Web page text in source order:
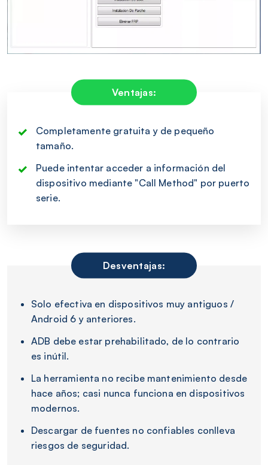
Ventajas:
Completamente gratuita y de pequeño
tamaño.
Puede intentar acceder a información del
dispositivo mediante "Call Method" por puerto
serie.
Desventajas:
Solo efectiva en dispositivos muy antiguos /
Android 6 y anteriores.
ADB debe estar prehabilitado, de lo contrario
es inútil.
La herramienta no recibe mantenimiento desde
hace años; casi nunca funciona en dispositivos
modernos.
Descargar de fuentes no confiables conlleva
riesgos de seguridad.